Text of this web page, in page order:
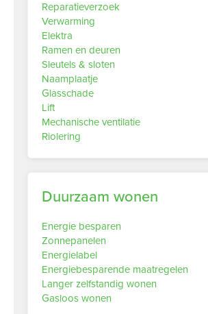
Reparatieverzoek
Verwarming
Elektra
Ramen en deuren
Sleutels & sloten
Naamplaatje
Glasschade
Lift
Mechanische ventilatie
Riolering
Duurzaam wonen
Energie besparen
Zonnepanelen
Energielabel
Energiebesparende maatregelen
Langer zelfstandig wonen
Gasloos wonen